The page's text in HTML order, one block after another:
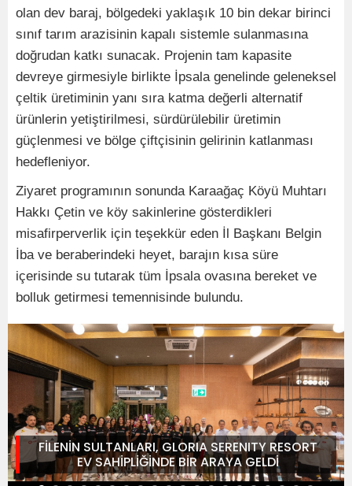
olan dev baraj, bölgedeki yaklaşık 10 bin dekar birinci
sınıf tarım arazisinin kapalı sistemle sulanmasına
doğrudan katkı sunacak. Projenin tam kapasite
devreye girmesiyle birlikte İpsala genelinde geleneksel
çeltik üretiminin yanı sıra katma değerli alternatif
ürünlerin yetiştirilmesi, sürdürülebilir üretimin
güçlenmesi ve bölge çiftçisinin gelirinin katlanması
hedefleniyor.
Ziyaret programının sonunda Karaağaç Köyü Muhtarı
Hakkı Çetin ve köy sakinlerine gösterdikleri
misafirperverlik için teşekkür eden İl Başkanı Belgin
İba ve beraberindeki heyet, barajın kısa süre
içerisinde su tutarak tüm İpsala ovasına bereket ve
bolluk getirmesi temennisinde bulundu.
FİLENİN SULTANLARI, GLORIA SERENITY RESORT
EV SAHİPLİĞİNDE BİR ARAYA GELDİ